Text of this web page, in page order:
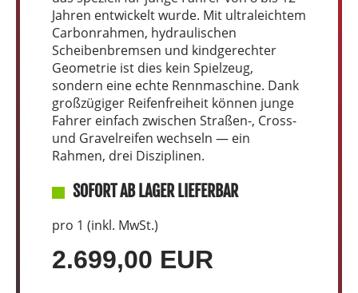
Jahren entwickelt wurde. Mit ultraleichtem
Carbonrahmen, hydraulischen
Scheibenbremsen und kindgerechter
Geometrie ist dies kein Spielzeug,
sondern eine echte Rennmaschine. Dank
großzügiger Reifenfreiheit können junge
Fahrer einfach zwischen Straßen-, Cross-
und Gravelreifen wechseln — ein
Rahmen, drei Disziplinen.
SOFORT AB LAGER LIEFERBAR
pro 1 (inkl. MwSt.)
2.699,00 EUR